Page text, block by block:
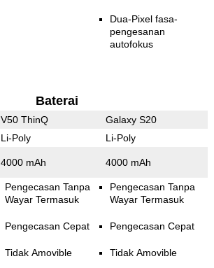
Dua-Pixel fasa-
pengesanan
autofokus
Baterai
V50 ThinQ Galaxy S20
Li-Poly Li-Poly
4000 mAh 4000 mAh
Pengecasan Tanpa
Wayar Termasuk
Pengecasan Cepat
Tidak Amovible
Pengecasan Tanpa
Wayar Termasuk
Pengecasan Cepat
Tidak Amovible